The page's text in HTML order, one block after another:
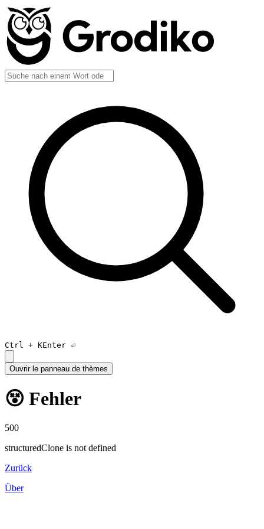
Ctrl + KEnter ⏎
Ouvrir le panneau de thèmes
😵 Fehler
500
structuredClone is not defined
Zurück
Über